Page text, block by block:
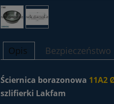
Opis Bezpieczeństwo
Ściernica borazonowa 11A2
szlifierki Lakfam